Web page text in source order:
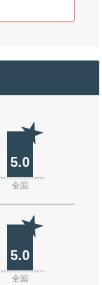
5.0
全国
5.0
全国